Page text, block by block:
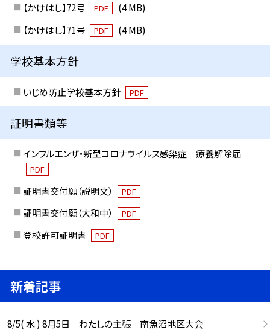
【かけはし】72号 PDF
(4 MB)
【かけはし】71号
PDF (4 MB)
学校基本方針
いじめ防止学校基本方針 PDF
証明書類等
インフルエンザ・新型コロナウイルス感染症 療養解除届
PDF
証明書交付願（説明文） PDF
証明書交付願（大和中） PDF
登校許可証明書 PDF
新着記事
8/5( 水 ) 8月5日 わたしの主張 南魚沼地区大会